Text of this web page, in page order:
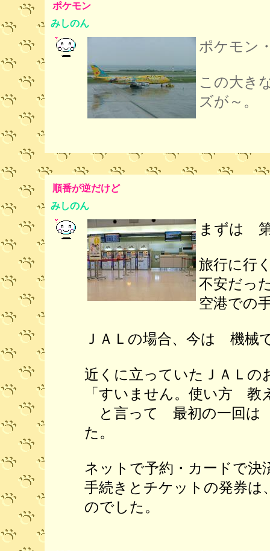
ポケモン
みしのん
ポケモン
この大き
ズが～。
順番が逆だけど
みしのん
まずは
旅行に行
不安だっ
空港での
ＪＡＬの場合、今は 機械
近くに立っていたＪＡＬの
「すいません。使い方 教
と言って 最初の一回は
た。
ネットで予約・カードで決
手続きとチケットの発券は
のでした。